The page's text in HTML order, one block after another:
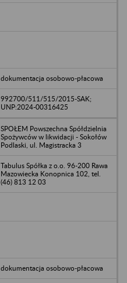
dokumentacja osobowo-płacowa
992700/511/515/2015-SAK;
UNP:2024-00316425
SPOŁEM Powszechna Spółdzielnia
Spożywców w likwidacji - Sokołów
Podlaski, ul. Magistracka 3
Tabulus Spółka z o.o. 96-200 Rawa
Mazowiecka Konopnica 102, tel.
(46) 813 12 03
dokumentacja osobowo-płacowa